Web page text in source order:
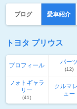
ブログ 愛車紹介
トヨタ プリウス
プロフィール パーツ
(12)
フォトギャラ
リー
(41)
クルマ
ュー